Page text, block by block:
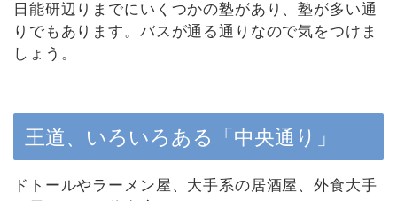
日能研辺りまでにいくつかの塾があり、塾が多い通
りでもあります。バスが通る通りなので気をつけま
しょう。
王道、いろいろある「中央通り」
ドトールやラーメン屋、大手系の居酒屋、外食大手